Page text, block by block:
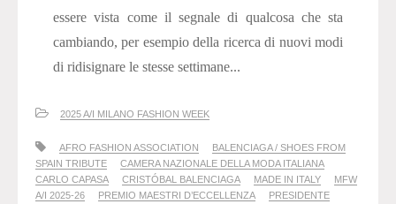
essere vista come il segnale di qualcosa che sta
cambiando, per esempio della ricerca di nuovi modi
di ridisignare le stesse settimane...
2025 A/I MILANO FASHION WEEK
AFRO FASHION ASSOCIATION
BALENCIAGA / SHOES FROM
SPAIN TRIBUTE
CAMERA NAZIONALE DELLA MODA ITALIANA
CARLO CAPASA
CRISTÓBAL BALENCIAGA MADE IN ITALY
MFW
A/I 2025-26
PREMIO MAESTRI D’ECCELLENZA
PRESIDENTE